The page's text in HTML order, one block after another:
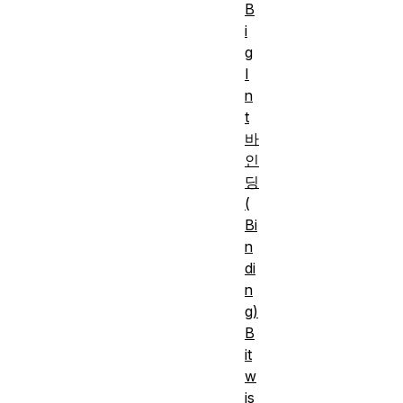
B
i
g
I
n
t
바
인
딩
(
Bi
n
di
n
g)
B
it
w
is